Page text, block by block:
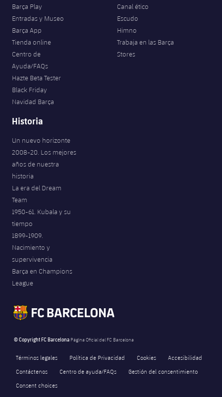
Barça Play
Entradas y Museo
Barça App
Tienda online
Centro de
Ayuda/FAQs
Hazte Beta Tester
Black Friday
Navidad Barça
Canal ético
Escudo
Himno
Trabaja en las Barça
Stores
Historia
Un nuevo horizonte
2008-20. Los mejores
años de nuestra
historia
La era del Dream
Team
1950-61. Kubala y su
tiempo
1899-1909.
Nacimiento y
supervivencia
Barça en Champions
League
© Copyright FC Barcelona Página Oficial del FC Barcelona
Términos legales Política de Privacidad Cookies
Accesibilidad
Contáctenos
Centro de ayuda/FAQs
Gestión del consentimiento
Consent choices